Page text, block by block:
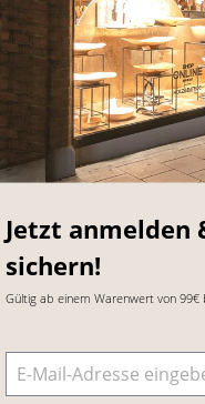
Jetzt anmelden
sichern!
Gültig ab einem Warenwert von
E-Mail-Adresse